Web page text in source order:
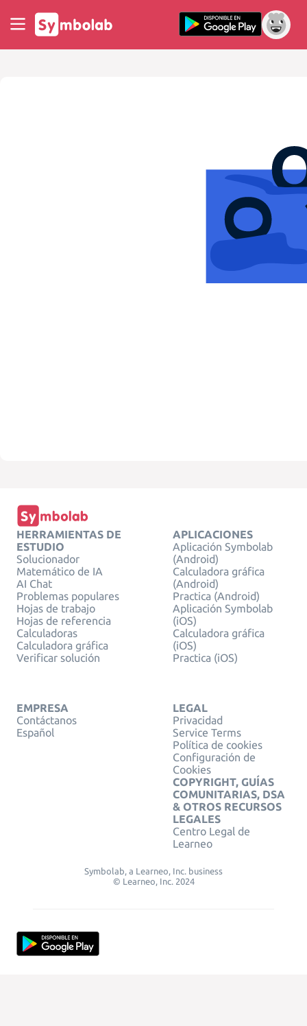
HERRAMIENTAS DE
ESTUDIO
Solucionador
Matemático de IA
AI Chat
Problemas populares
Hojas de trabajo
Hojas de referencia
Calculadoras
Calculadora gráfica
Verificar solución
APLICACIONES
Aplicación Symbolab
(Android)
Calculadora gráfica
(Android)
Practica (Android)
Aplicación Symbolab
(iOS)
Calculadora gráfica
(iOS)
Practica (iOS)
EMPRESA
Contáctanos
Español
LEGAL
Privacidad
Service Terms
Política de cookies
Configuración de
Cookies
COPYRIGHT, GUÍAS
COMUNITARIAS, DSA
& OTROS RECURSOS
LEGALES
Centro Legal de
Learneo
Symbolab, a Learneo, Inc. business
© Learneo, Inc. 2024